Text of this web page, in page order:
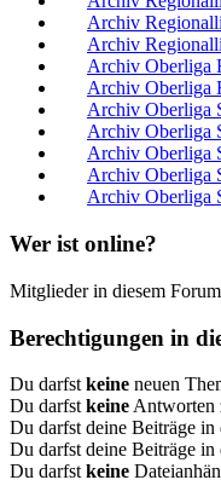
Archiv
Archiv
Archiv Oberliga
Archiv Oberliga
Archiv Oberliga
Archiv Oberliga
Archiv Oberliga
Archiv Oberliga
Archiv Oberliga
Wer ist online?
Mitglieder in diesem
Berechtigungen in
Du darfst keine neuen
Du darfst keine Antworten
Du darfst deine Beiträge in
Du darfst deine Beiträge in
Du darfst keine